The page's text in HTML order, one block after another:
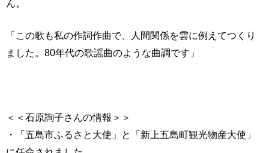
ん。
「この歌も私の作詞作曲で、人間関係を雲に例えてつくり
ました。80年代の歌謡曲のような曲調です」
＜＜石原詢子さんの情報＞＞
・「五島市ふるさと大使」と「新上五島町観光物産大使」